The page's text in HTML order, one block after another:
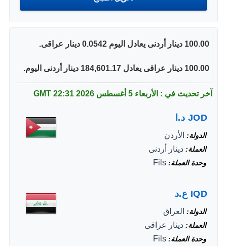
100.00 دينار أردنى يعادل اليوم 0.0542 دينار عراقى.
100.00 دينار عراقى يعادل 184,601.17 دينار أردنى اليوم.
آخر تحديث في : الأربعاء 5 أغسطس 2026 22:31 GMT
JOD د.ا
الدولة الأردن
العملة دينار أردنى
وحدة العملة Fils
IQD ع.د
الدولة العراق
العملة دينار عراقى
وحدة العملة Fils